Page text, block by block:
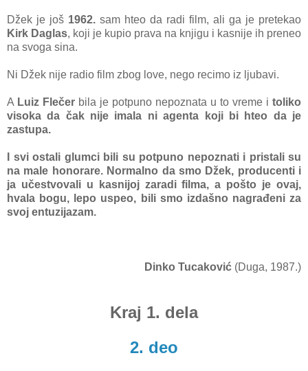
Džek je još 1962. sam hteo da radi film, ali ga je pretekao
Kirk Daglas, koji je kupio prava na knjigu i kasnije ih preneo
na svoga sina.
Ni Džek nije radio film zbog love, nego recimo iz ljubavi.
A Luiz Flečer bila je potpuno nepoznata u to vreme i toliko
visoka da čak nije imala ni agenta koji bi hteo da je
zastupa.
I svi ostali glumci bili su potpuno nepoznati i pristali su
na male honorare. Normalno da smo Džek, producenti i
ja učestvovali u kasnijoj zaradi filma, a pošto je ovaj,
hvala bogu, lepo uspeo, bili smo izdašno nagrađeni za
svoj entuzijazam.
Dinko Tucaković (Duga, 1987.)
Kraj 1. dela
2. deo